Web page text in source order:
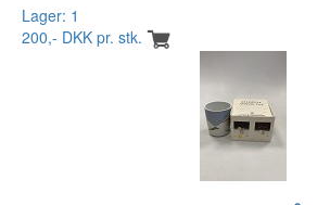
Lager: 1
200,- DKK pr. stk.